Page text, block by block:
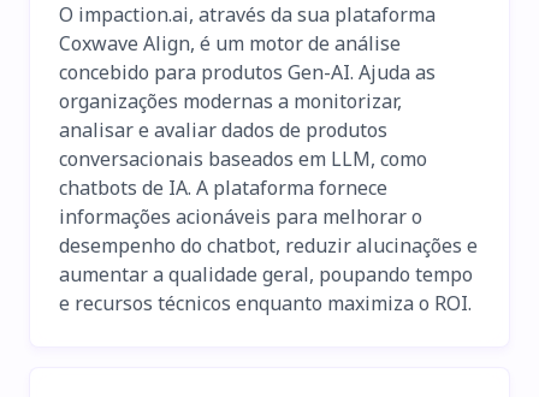
O impaction.ai, através da sua plataforma
Coxwave Align, é um motor de análise
concebido para produtos Gen-AI. Ajuda as
organizações modernas a monitorizar,
analisar e avaliar dados de produtos
conversacionais baseados em LLM, como
chatbots de IA. A plataforma fornece
informações acionáveis para melhorar o
desempenho do chatbot, reduzir alucinações e
aumentar a qualidade geral, poupando tempo
e recursos técnicos enquanto maximiza o ROI.